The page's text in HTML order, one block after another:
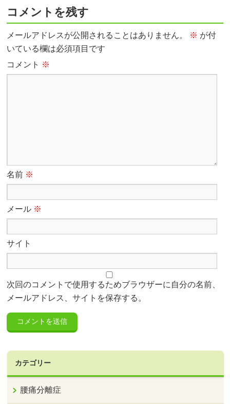
コメントを残す
メールアドレスが公開されることはありません。 ※ が付
いている欄は必須項目です
コメント ※
名前 ※
メール ※
サイト
次回のコメントで使用するためブラウザーに自分の名前、
メールアドレス、サイトを保存する。
カテゴリー
腰痛分離症